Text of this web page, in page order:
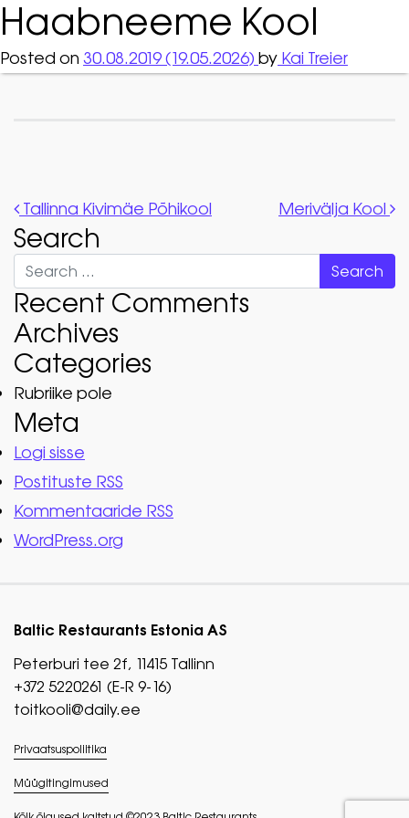
Haabneeme Kool
Posted on 30.08.2019(19.05.2026) by Kai Treier
Post navigation
Tallinna Kivimäe Põhikool Merivälja Kool
Search
Search
Recent Comments
Archives
Categories
Rubriike pole
Meta
Logi sisse
Postituste RSS
Kommentaaride RSS
WordPress.org
Baltic Restaurants Estonia AS
Peterburi tee 2f, 11415 Tallinn
+372 5220261 (E-R 9-16)
toitkooli@daily.ee
Privaatsuspoliitika
Müügitingimused